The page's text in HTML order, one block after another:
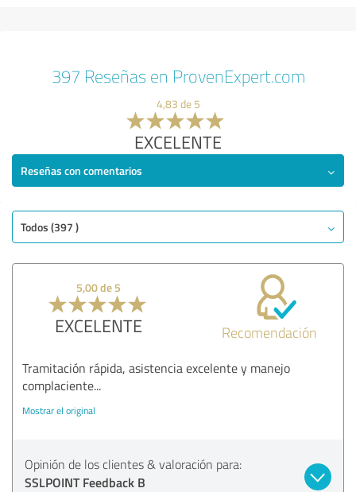
397 Reseñas en ProvenExpert.com
4,83 de 5
EXCELENTE
Reseñas con comentarios
Todos (397 )
5,00 de 5
EXCELENTE Recomendación
Tramitación rápida, asistencia excelente y manejo
complaciente...
Mostrar el original
Opinión de los clientes & valoración para:
SSLPOINT Feedback B